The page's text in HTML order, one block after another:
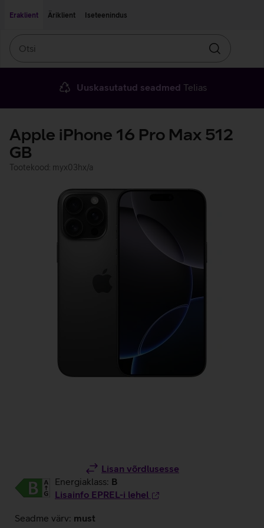
Eraklient
Äriklient Iseteenindus
Otsin
Uuskasutatud seadmed Telias
Apple iPhone 16 Pro Max 512
GB
Tootekood: myx03hx/a
Lisan võrdlusesse
Energiaklass: B
Lisainfo EPREL-i lehel
Seadme värv: must